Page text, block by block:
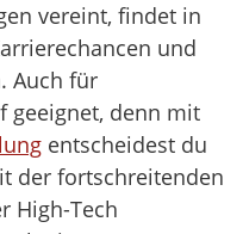
vereint, findet in
und
Auch für
geeignet, denn mit
entscheidest du
der fortschreitenden
High-Tech